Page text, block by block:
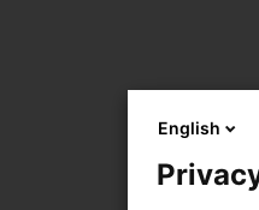
English